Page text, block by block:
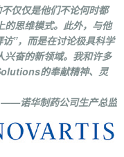
仅仅是他们不论何时都
的思维模式。此外，与他
”，而是在讨论极具科学
兴奋的新领域。我和许多
的奉献精神、灵
——诺华制药公司生产总监